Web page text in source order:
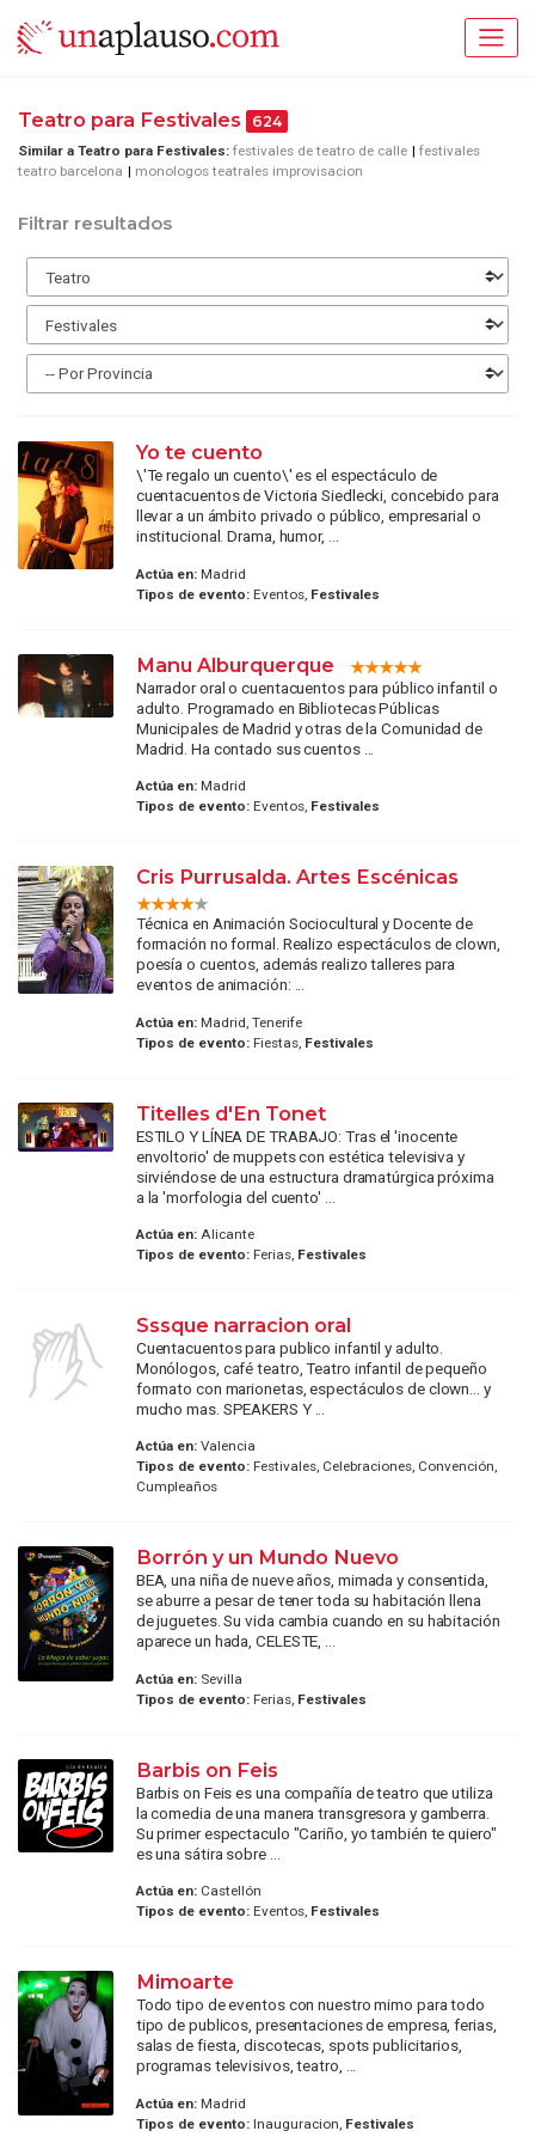
Teatro para Festivales 624
Similar a Teatro para Festivales: festivales de teatro de calle
festivales
teatro barcelona
monologos teatrales improvisacion
Filtrar resultados
Yo te cuento
\'Te regalo un cuento\' es el espectáculo de
cuentacuentos de Victoria Siedlecki, concebido para
llevar a un ámbito privado o público, empresarial o
institucional. Drama, humor, ...
Actúa en:Madrid
Tipos de evento:Eventos, Festivales
Manu Alburquerque
Narrador oral o cuentacuentos para público infantil o
adulto. Programado en Bibliotecas Públicas
Municipales de Madrid y otras de la Comunidad de
Madrid. Ha contado sus cuentos ...
Actúa en:Madrid
Tipos de evento:Eventos, Festivales
Cris Purrusalda. Artes Escénicas
Técnica en Animación Sociocultural y Docente de
formación no formal. Realizo espectáculos de clown,
poesía o cuentos, además realizo talleres para
eventos de animación: ...
Actúa en:Madrid, Tenerife
Tipos de evento:Fiestas, Festivales
Titelles d'En Tonet
ESTILO Y LÍNEA DE TRABAJO: Tras el 'inocente
envoltorio' de muppets con estética televisiva y
sirviéndose de una estructura dramatúrgica próxima
a la 'morfologia del cuento' ...
Actúa en:Alicante
Tipos de evento:Ferias, Festivales
Sssque narracion oral
Cuentacuentos para publico infantil y adulto.
Monólogos, café teatro, Teatro infantil de pequeño
formato con marionetas, espectáculos de clown... y
mucho mas. SPEAKERS Y ...
Actúa en:Valencia
Tipos de evento:Festivales, Celebraciones, Convención,
Cumpleaños
Borrón y un Mundo Nuevo
BEA, una niña de nueve años, mimada y consentida,
se aburre a pesar de tener toda su habitación llena
de juguetes. Su vida cambia cuando en su habitación
aparece un hada, CELESTE, ...
Actúa en:Sevilla
Tipos de evento:Ferias, Festivales
Barbis on Feis
Barbis on Feis es una compañía de teatro que utiliza
la comedia de una manera transgresora y gamberra.
Su primer espectaculo "Cariño, yo también te quiero"
es una sátira sobre ...
Actúa en:Castellón
Tipos de evento:Eventos, Festivales
Mimoarte
Todo tipo de eventos con nuestro mimo para todo
tipo de publicos, presentaciones de empresa, ferias,
salas de fiesta, discotecas, spots publicitarios,
programas televisivos, teatro, ...
Actúa en:Madrid
Tipos de evento:Inauguracion, Festivales